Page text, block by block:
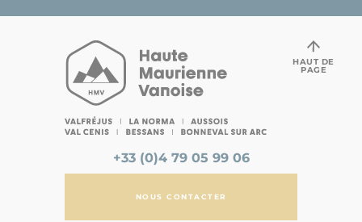
+33 (0)4 79 05 99 06
NOUS CONTACTER
HAUT DE
PAGE